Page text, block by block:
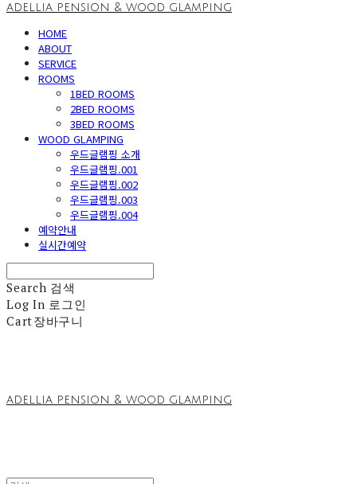
adellia pension & wood glamping
HOME
ABOUT
SERVICE
ROOMS
1BED ROOMS
2BED ROOMS
3BED ROOMS
WOOD GLAMPING
우드글램핑 소개
우드글램핑.001
우드글램핑.002
우드글램핑.003
우드글램핑.004
예약안내
실시간예약
Search 검색
Log In 로그인
Cart장바구니
adellia pension & wood glamping